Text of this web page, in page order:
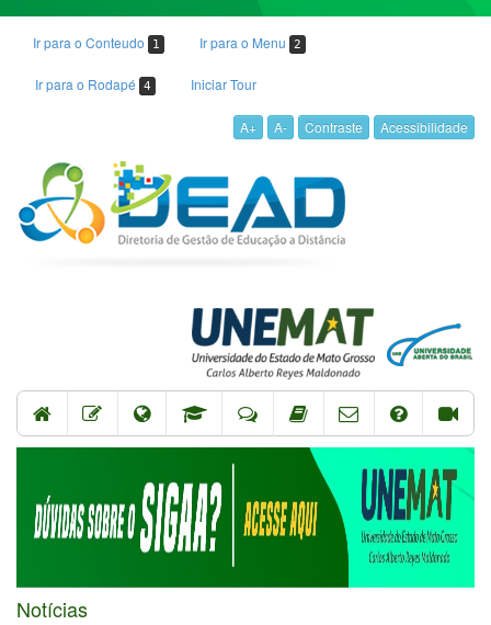
Ir para o Conteudo 1 Ir para o Menu 2
Ir para o Rodapé 4 Iniciar Tour
A+ A- Contraste Acessibilidade
Notícias